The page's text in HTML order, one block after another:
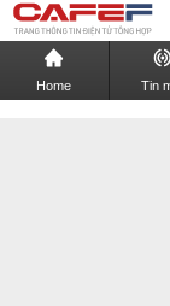
Home Tin